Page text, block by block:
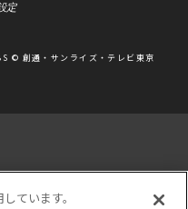
定
© 創通・サンライズ・テレビ東京
ています。